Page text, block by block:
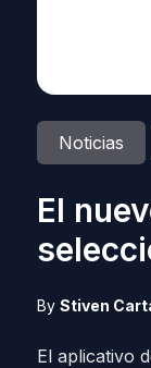
Noticias
El
By Stiven
El aplicativo